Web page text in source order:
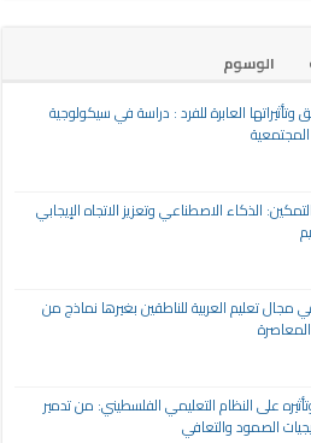
الوسوم
وتأثيراتها العابرة للفرد : دراسة في سيكولوجية
الذكاء الاصطناعي وتعزيز الاتجاه الإيجابي
مجال تعليم العربية للناطقين بغيرها نماذج من
المعاصرة
2023 وتأثيره على النظام التعليمي الفلسطيني: من تدمير
الصمود والتعافي